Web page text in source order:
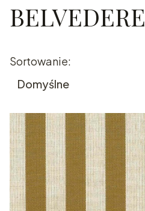
Koniec filtrów
BELVEDERE
Lista produktów
Sortowanie:
Domyślne